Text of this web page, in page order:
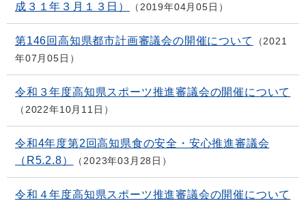
成３１年３月１３日）
2019年04月05日
第146回高知県都市計画審議会の開催について
2021
年07月05日
令和３年度高知県スポーツ推進審議会の開催について
2022年10月11日
令和4年度第2回高知県食の安全・安心推進審議会
（R5.2.8）
2023年03月28日
令和４年度高知県スポーツ推進審議会の開催について